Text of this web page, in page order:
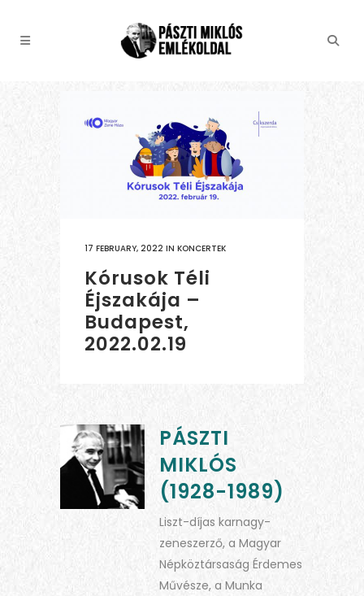
17 FEBRUARY, 2022 IN KONCERTEK
Kórusok Téli
Éjszakája –
Budapest,
2022.02.19
PÁSZTI
MIKLÓS
(1928-1989)
Liszt-díjas karnagy-
zeneszerző, a Magyar
Népköztársaság Érdemes
Művésze, a Munka